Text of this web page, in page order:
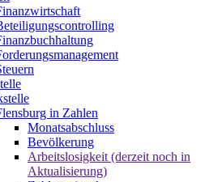
in Zahlen
Monatsabschluss
Bevölkerung
Arbeitslosigkeit (derzeit noch in
Aktualisierung)